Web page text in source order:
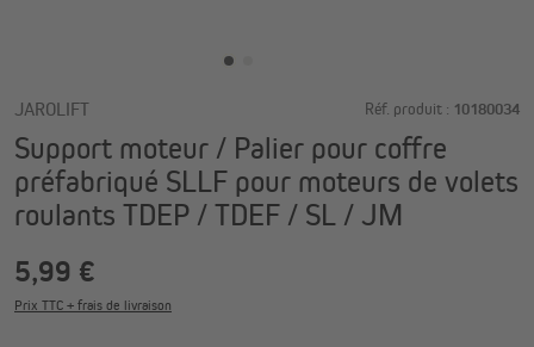
JAROLIFT Réf. produit : 10180034
Support moteur / Palier pour coffre
préfabriqué SLLF pour moteurs de volets
roulants TDEP / TDEF / SL / JM
5,99 €
Prix TTC + frais de livraison